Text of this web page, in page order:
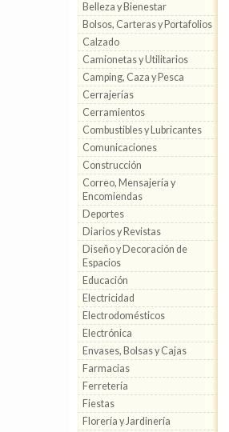
Belleza y Bienestar
Bolsos, Carteras y Portafolios
Calzado
Camionetas y Utilitarios
Camping, Caza y Pesca
Cerrajerías
Cerramientos
Combustibles y Lubricantes
Comunicaciones
Construcción
Correo, Mensajería y
Encomiendas
Deportes
Diarios y Revistas
Diseño y Decoración de
Espacios
Educación
Electricidad
Electrodomésticos
Electrónica
Envases, Bolsas y Cajas
Farmacias
Ferretería
Fiestas
Florería y Jardinería